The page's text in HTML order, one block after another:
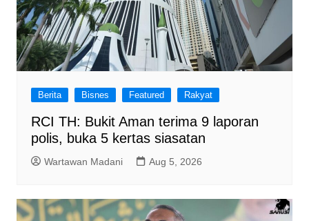
Berita Bisnes Featured Rakyat
RCI TH: Bukit Aman terima 9 laporan
polis, buka 5 kertas siasatan
Wartawan Madani Aug 5, 2026